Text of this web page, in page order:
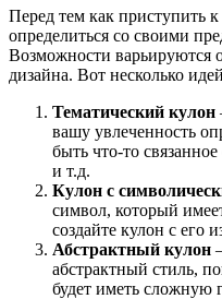
Перед тем как приступить
определиться со своими
Возможности варьируются
дизайна. Вот несколько
Тематический кулон
вашу увлеченность
быть что-то
и т.д.
Кулон с
символ, который
создайте кулон с его
Абстрактный кулон
абстрактный стиль,
будет иметь сложную